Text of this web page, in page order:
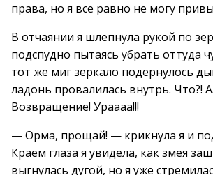
права, но я все равно не могу
В отчаянии я шлепнула рукой по
подспудно пытаясь убрать оттуда
тот же миг зеркало подернулось
ладонь провалилась внутрь. Что?!
Возвращение! Ураааа!!!
— Орма, прощай! — крикнула я и
Краем глаза я увидела, как змея
выгнулась дугой, но я уже